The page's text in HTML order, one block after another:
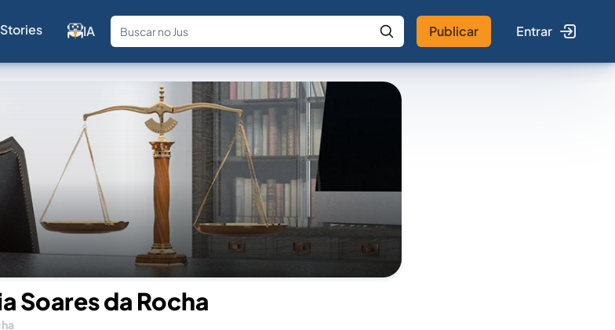
Stories IA
Fale com a IA Buscar no Jus
Publicar Entrar
Soares da Rocha